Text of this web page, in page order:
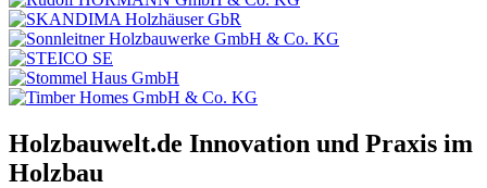
Holzbauwelt.de Innovation und Praxis im
Holzbau